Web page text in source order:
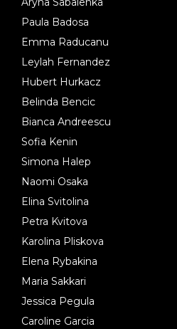
Paula Badosa
Emma Raducanu
Leylah Fernandez
Hubert Hurkacz
Belinda Bencic
Bianca Andreescu
Sofia Kenin
Simona Halep
Naomi Osaka
Elina Svitolina
Petra Kvitova
Karolina Pliskova
Elena Rybakina
Maria Sakkari
Jessica Pegula
Caroline Garcia